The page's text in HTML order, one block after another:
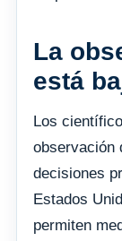
La
está
Los
observación
decisiones
Estados
permiten